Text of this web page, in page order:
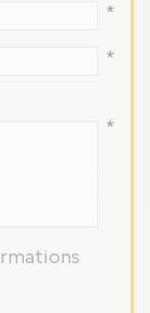
*
*
*